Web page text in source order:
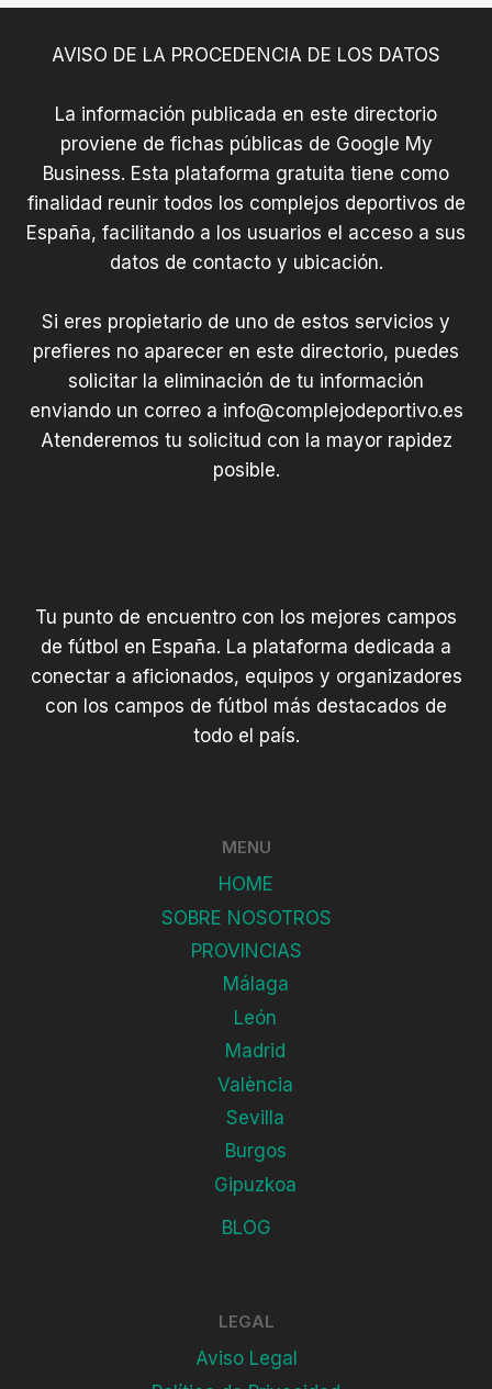
AVISO DE LA PROCEDENCIA DE LOS DATOS
La información publicada en este directorio
proviene de fichas públicas de Google My
Business. Esta plataforma gratuita tiene como
finalidad reunir todos los complejos deportivos de
España, facilitando a los usuarios el acceso a sus
datos de contacto y ubicación.
Si eres propietario de uno de estos servicios y
prefieres no aparecer en este directorio, puedes
solicitar la eliminación de tu información
enviando un correo a info@complejodeportivo.es
Atenderemos tu solicitud con la mayor rapidez
posible.
Tu punto de encuentro con los mejores campos
de fútbol en España. La plataforma dedicada a
conectar a aficionados, equipos y organizadores
con los campos de fútbol más destacados de
todo el país.
MENU
HOME
SOBRE NOSOTROS
PROVINCIAS
Málaga
León
Madrid
València
Sevilla
Burgos
Gipuzkoa
BLOG
LEGAL
Aviso Legal